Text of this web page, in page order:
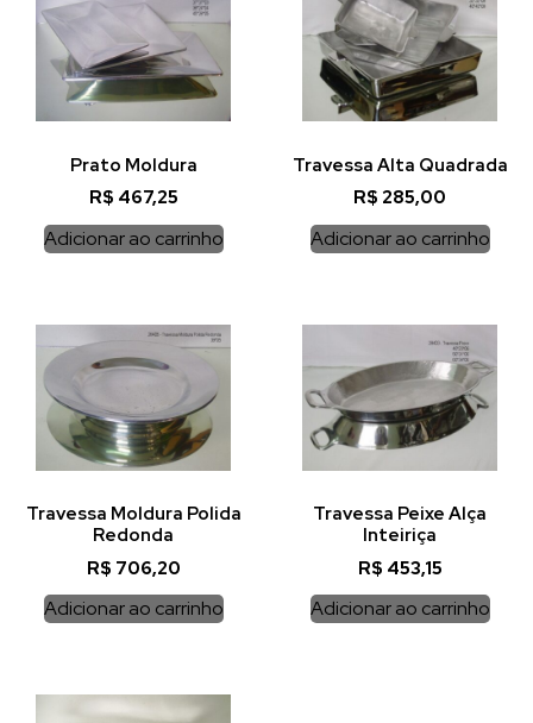
Prato Moldura
R$ 467,25
Adicionar ao carrinho
Travessa Alta Quadrada
R$ 285,00
Adicionar ao carrinho
Travessa Moldura Polida
Redonda
R$ 706,20
Adicionar ao carrinho
Travessa Peixe Alça
Inteiriça
R$ 453,15
Adicionar ao carrinho